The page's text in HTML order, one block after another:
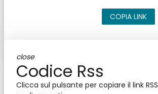
COPIA LINK
close
Codice Rss
Clicca sul pulsante per copiare il link RSS